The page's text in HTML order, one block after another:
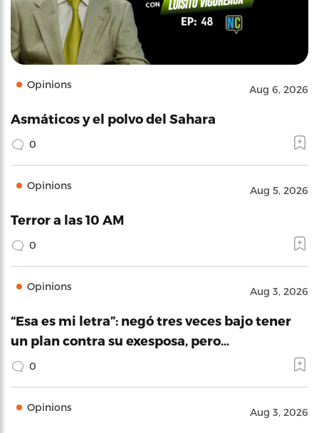
Opinions Aug 6, 2026
Asmáticos y el polvo del Sahara
0
Opinions Aug 5, 2026
Terror a las 10 AM
0
Opinions Aug 3, 2026
“Esa es mi letra”: negó tres veces bajo tener
un plan contra su exesposa, pero…
0
Opinions Aug 3, 2026